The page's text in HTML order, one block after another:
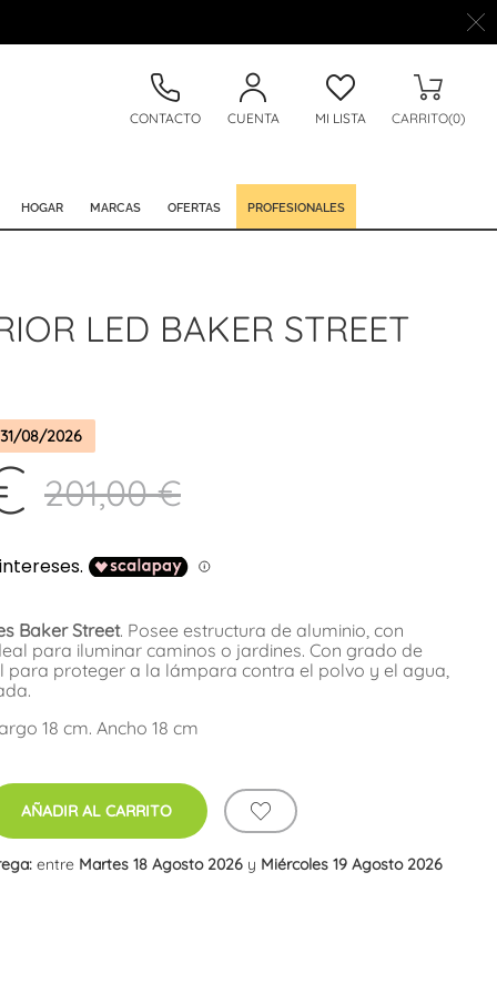
CONTACTO CUENTA MI LISTA CARRITO(0)
HOGAR MARCAS OFERTAS PROFESIONALES
LED BAKER STREET
31/08/2026
201,00 €
Baker Street. Posee estructura de aluminio, con
para iluminar caminos o jardines. Con grado de
para proteger a la lámpara contra el polvo y el agua,
18 cm. Ancho 18 cm
AÑADIR AL CARRITO
entre Martes 18 Agosto 2026 y Miércoles 19 Agosto 2026